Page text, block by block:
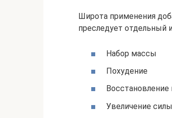
Широта применения
преследует отдельный
Набор массы
Похудение
Восстановление
Увеличение